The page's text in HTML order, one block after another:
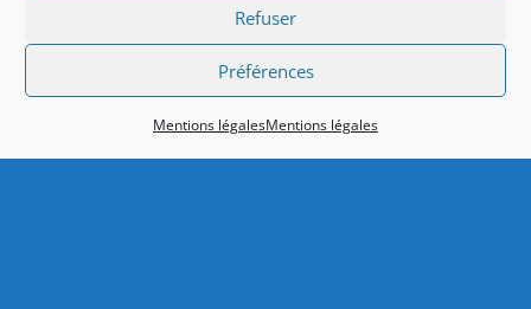
Refuser
Préférences
Mentions légalesMentions légales